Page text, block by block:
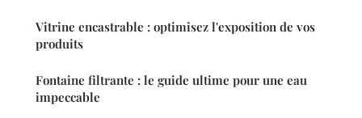
Vitrine encastrable : optimisez l'exposition de vos
produits
Fontaine filtrante : le guide ultime pour une eau
impeccable